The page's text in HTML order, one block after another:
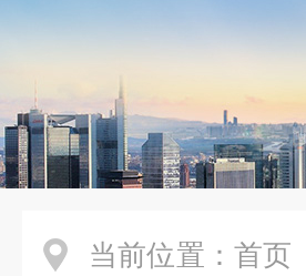
当前位置： 首页